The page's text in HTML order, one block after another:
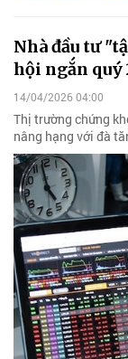
Nhà đầu tư
hội ngắn quý
14/04/2026 04:00
Thị trường chứng
nâng hạng với đà